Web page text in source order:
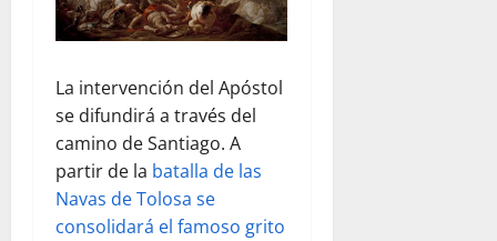
La intervención del Apóstol
se difundirá a través del
camino de Santiago. A
partir de la batalla de las
Navas de Tolosa se
consolidará el famoso grito